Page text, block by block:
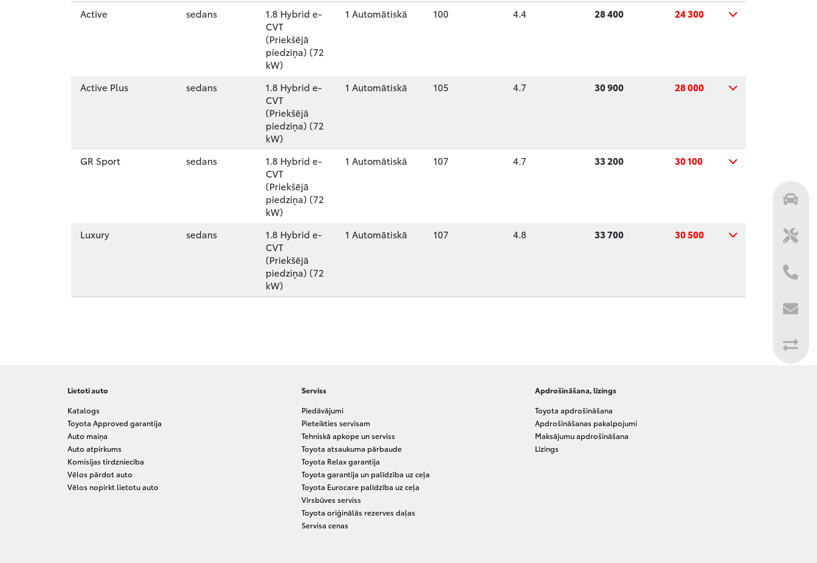
Active
sedans
1.8 Hybrid e-
CVT
(Priekšējā
piedziņa) (72
kW)
1 Automātiskā 100 4.4 28 400 24 300
Active Plus sedans
1.8 Hybrid e-
CVT
(Priekšējā
piedziņa) (72
kW)
1 Automātiskā 105 4.7 30 900 28 000
GR Sport sedans
1.8 Hybrid e-
CVT
(Priekšējā
piedziņa) (72
kW)
1 Automātiskā 107 4.7 33 200 30 100
Luxury sedans
1.8 Hybrid e-
CVT
(Priekšējā
piedziņa) (72
kW)
1 Automātiskā 107 4.8 33 700 30 500
Lietoti auto
Katalogs
Toyota Approved garantija
Auto maiņa
Auto atpirkums
Komisijas tirdzniecība
Vēlos pārdot auto
Vēlos nopirkt lietotu auto
Serviss
Piedāvājumi
Pieteikties servisam
Tehniskā apkope un serviss
Toyota atsaukuma pārbaude
Toyota Relax garantija
Toyota garantija un palīdzība uz ceļa
Toyota Eurocare palīdzība uz ceļa
Virsbūves serviss
Toyota oriģinālās rezerves daļas
Servisa cenas
Apdrošināšana, līzings
Toyota apdrošināšana
Apdrošināšanas pakalpojumi
Maksājumu apdrošināšana
Līzings